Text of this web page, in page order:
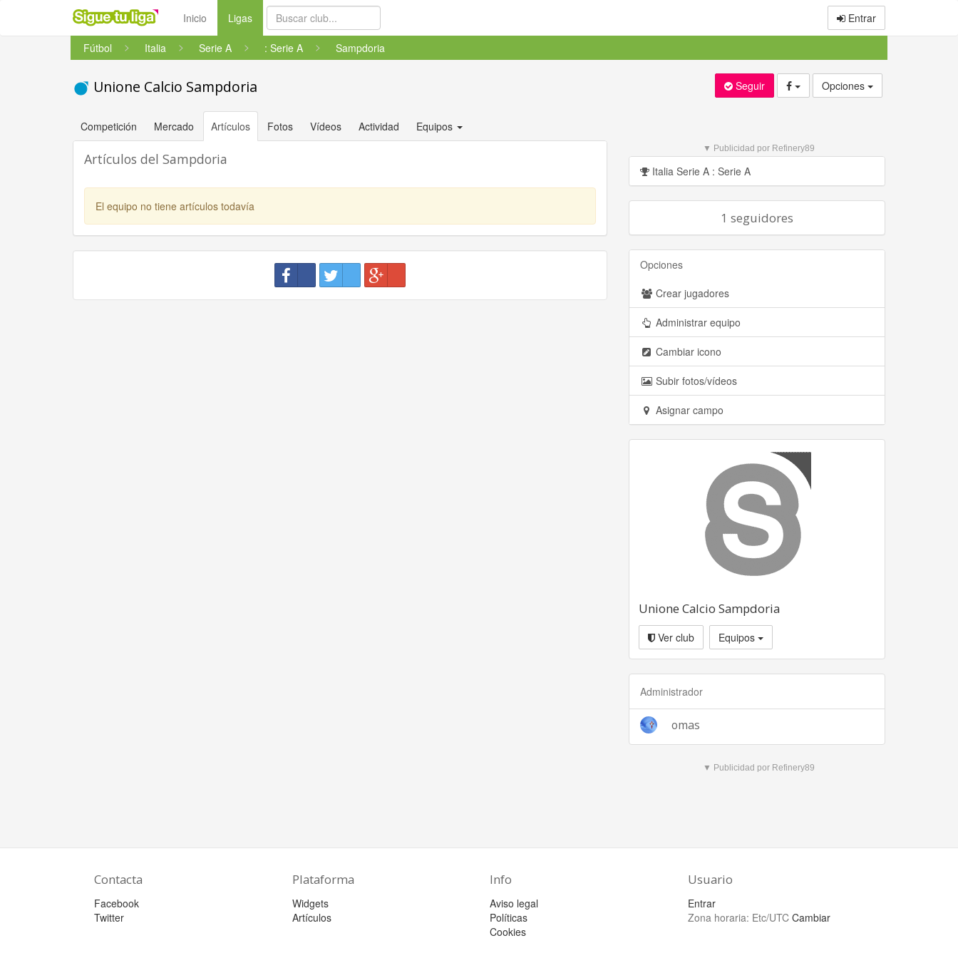
Inicio Ligas(current) Entrar
Fútbol Italia Serie A : Serie A Sampdoria
Unione Calcio Sampdoria Seguir Opciones
Competición Mercado Artículos Fotos Vídeos Actividad Equipos
Artículos del Sampdoria
El equipo no tiene artículos todavía
▼ Publicidad por Refinery89
Italia Serie A : Serie A
1 seguidores
Opciones
Crear jugadores
Administrar equipo
Cambiar icono
Subir fotos/vídeos
Asignar campo
Unione Calcio Sampdoria
Ver club Equipos
Administrador
omas
▼ Publicidad por Refinery89
Contacta
Facebook
Twitter
Plataforma
Widgets
Artículos
Info
Aviso legal
Políticas
Cookies
Usuario
Entrar
Zona horaria: Etc/UTC Cambiar